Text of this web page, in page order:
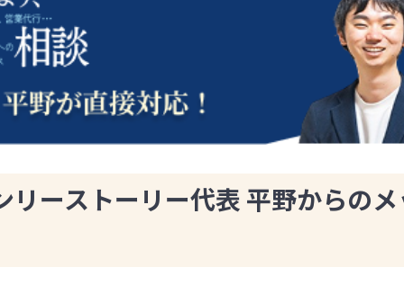
リーストーリー代表 平野からの